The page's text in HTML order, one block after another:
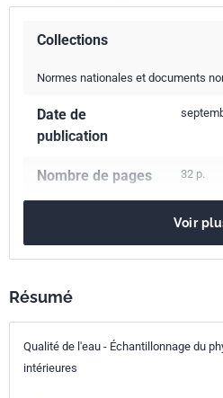
Collections
Normes nationales et documents
Date de
publication
Nombre de pages 32 p.
Codes ICS
13.060.70
Voir
Résumé
Qualité de l'eau - Échantillonnage du
intérieures